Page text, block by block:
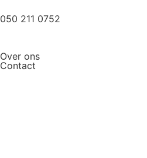
050 211 0752
Over ons
Contact